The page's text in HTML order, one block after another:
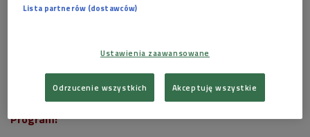
Program:
Lista partnerów (dostawców)
Ustawienia zaawansowane
Odrzucenie wszystkich Akceptuję wszystkie